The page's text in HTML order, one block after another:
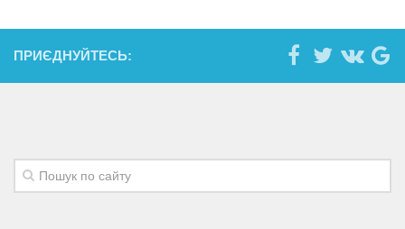
Здоров’я
Трагедії
Курйози
ПРИЄДНУЙТЕСЬ: